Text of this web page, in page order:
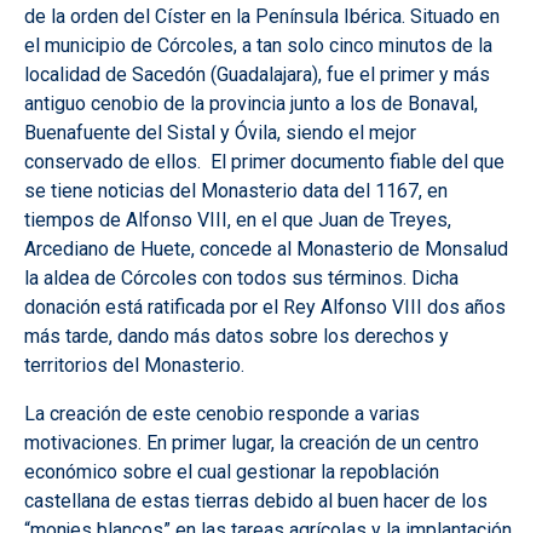
de la orden del Císter en la Península Ibérica. Situado en
el municipio de Córcoles, a tan solo cinco minutos de la
localidad de Sacedón (Guadalajara), fue el primer y más
antiguo cenobio de la provincia junto a los de Bonaval,
Buenafuente del Sistal y Óvila, siendo el mejor
conservado de ellos. El primer documento fiable del que
se tiene noticias del Monasterio data del 1167, en
tiempos de Alfonso VIII, en el que Juan de Treyes,
Arcediano de Huete, concede al Monasterio de Monsalud
la aldea de Córcoles con todos sus términos. Dicha
donación está ratificada por el Rey Alfonso VIII dos años
más tarde, dando más datos sobre los derechos y
territorios del Monasterio.
La creación de este cenobio responde a varias
motivaciones. En primer lugar, la creación de un centro
económico sobre el cual gestionar la repoblación
castellana de estas tierras debido al buen hacer de los